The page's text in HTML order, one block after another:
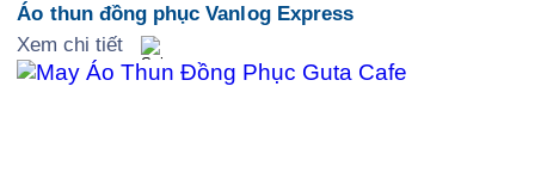
Áo thun đồng phục Vanlog Express
Xem chi tiết